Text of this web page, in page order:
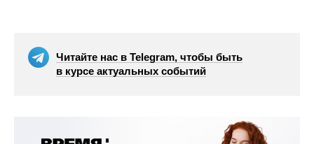
Читайте нас в Telegram, чтобы быть
в курсе актуальных событий